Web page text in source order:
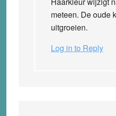
meteen. De oude
uitgroeien.
Log in to Reply